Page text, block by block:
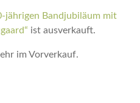
jährigen Bandjubiläum mit
ist ausverkauft.
im Vorverkauf.